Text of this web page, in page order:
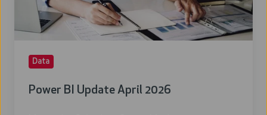
Data
Power BI Update April 2026